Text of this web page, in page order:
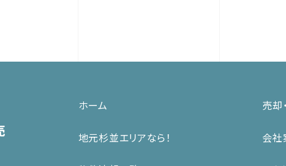
ホーム
地元杉並エリアなら！
売却
会社